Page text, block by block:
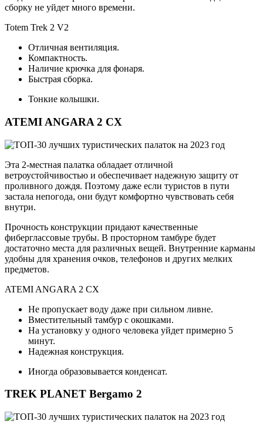
сборку не уйдет много времени.
Totem Trek 2 V2
Отличная вентиляция.
Компактность.
Наличие крючка для фонаря.
Быстрая сборка.
Тонкие колышки.
ATEMI ANGARA 2 CX
Эта 2-местная палатка обладает отличной
ветроустойчивостью и обеспечивает надежную защиту от
проливного дождя. Поэтому даже если туристов в пути
застала непогода, они будут комфортно чувствовать себя
внутри.
Прочность конструкции придают качественные
фиберглассовые трубы. В просторном тамбуре будет
достаточно места для различных вещей. Внутренние карманы
удобны для хранения очков, телефонов и других мелких
предметов.
ATEMI ANGARA 2 CX
Не пропускает воду даже при сильном ливне.
Вместительный тамбур с окошками.
На установку у одного человека уйдет примерно 5
минут.
Надежная конструкция.
Иногда образовывается конденсат.
TREK PLANET Bergamo 2